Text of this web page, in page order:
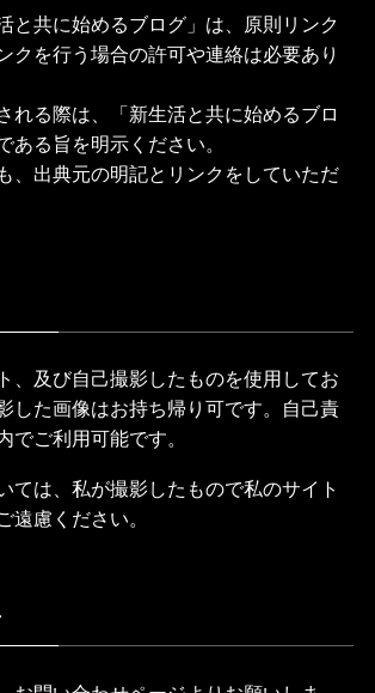
と共に始めるブログ」は、原則リンク
クを行う場合の許可や連絡は必要あり
れる際は、「新生活と共に始めるブロ
ある旨を明示ください。
、出典元の明記とリンクをしていただ
、及び自己撮影したものを使用してお
した画像はお持ち帰り可です。自己責
でご利用可能です。
ては、私が撮影したもので私のサイト
遠慮ください。